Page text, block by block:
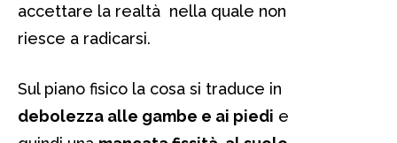
accettare la realtà nella quale non
riesce a radicarsi.
Sul piano fisico la cosa si traduce in
debolezza alle gambe e ai piedi e